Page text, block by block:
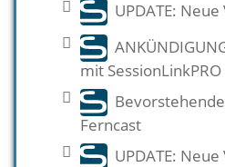
UPDATE:
mit SessionLinkPRO
Ferncast
UPDATE: